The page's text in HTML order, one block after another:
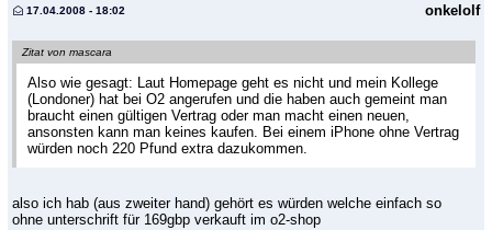
onkelolf
17.04.2008 - 18:02
Zitat von mascara
Also wie gesagt: Laut Homepage geht es nicht und mein Kollege
(Londoner) hat bei O2 angerufen und die haben auch gemeint man
braucht einen gültigen Vertrag oder man macht einen neuen,
ansonsten kann man keines kaufen. Bei einem iPhone ohne Vertrag
würden noch 220 Pfund extra dazukommen.
also ich hab (aus zweiter hand) gehört es würden welche einfach so
ohne unterschrift für 169gbp verkauft im o2-shop